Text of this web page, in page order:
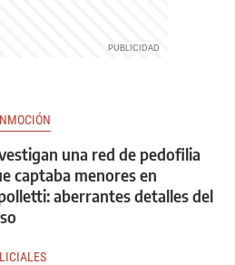
una red de pedofilia
captaba menores en
aberrantes detalles del